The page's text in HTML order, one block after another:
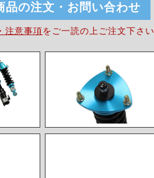
品の注文・お問い合わせ
注意事項を ご一読の上ご注文下さい